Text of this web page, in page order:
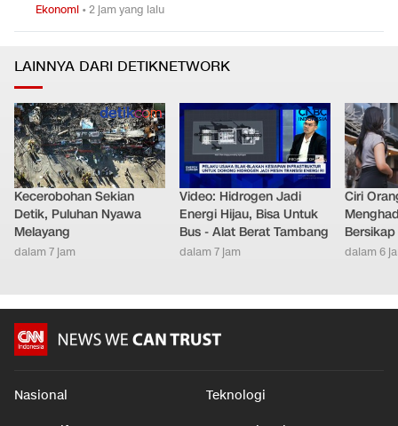
Ekonomi •2 jam yang lalu
LAINNYA DARI DETIKNETWORK
Kecerobohan Sekian
Detik, Puluhan Nyawa
Melayang
dalam 7 jam
Video: Hidrogen Jadi
Energi Hijau, Bisa Untuk
Bus - Alat Berat Tambang
dalam 7 jam
Ciri
dalam 6
Nasional Teknologi